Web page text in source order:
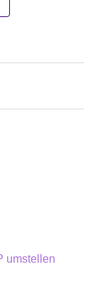
umstellen